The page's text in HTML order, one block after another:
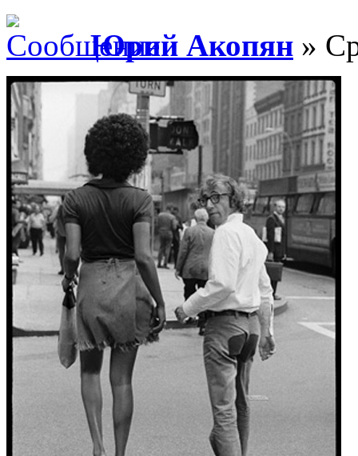
Юрий Акопян »